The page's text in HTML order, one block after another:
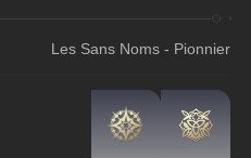
Les Sans Noms - Pionnier